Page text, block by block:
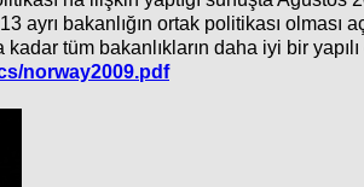
bakanlığın ortak politikası olması
kadar tüm bakanlıkların daha iyi bir
norway2009.pdf